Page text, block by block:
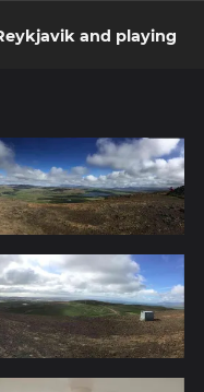
and playing